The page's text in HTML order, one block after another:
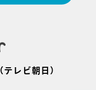
（テレビ朝日）